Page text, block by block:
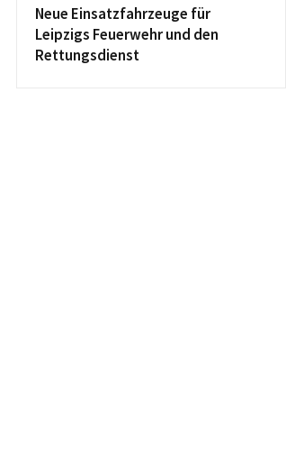
Neue Einsatzfahrzeuge für
Leipzigs Feuerwehr und den
Rettungsdienst